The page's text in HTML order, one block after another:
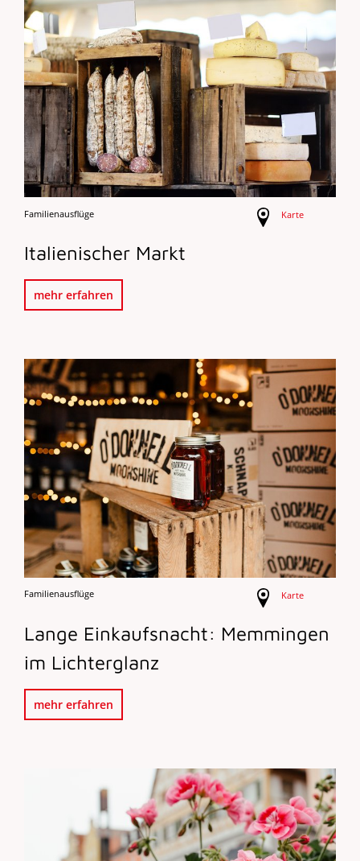
Familienausflüge Karte
Italienischer Markt
mehr erfahren
Familienausflüge Karte
Lange Einkaufsnacht: Memmingen
im Lichterglanz
mehr erfahren